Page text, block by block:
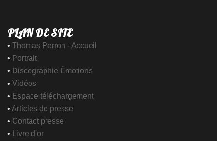
PLAN DE SITE
• Thomas Perron - Accueil
• Portrait
• Discographie Émotions
• Vidéos
• Espace téléchargement
• Articles de presse
• Contact presse
•
Livre d'or